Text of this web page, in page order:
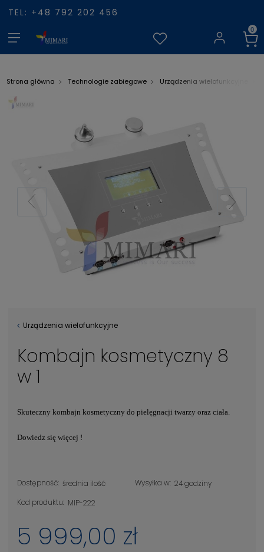
TEL: +48 792 202 456
Strona główna Technologie zabiegowe Urządzenia wielofunkcyjne
Urządzenia wielofunkcyjne
Kombajn kosmetyczny 8
w 1
Skuteczny kombajn kosmetyczny do pielęgnacji twarzy oraz ciała.
Dowiedz się więcej !
Dostępność: średnia ilość Wysyłka w: 24 godziny
Kod produktu: MIP-222
5 999,00 zł